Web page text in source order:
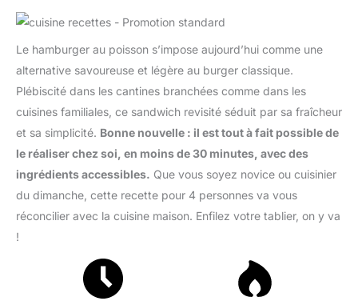
Le hamburger au poisson s’impose aujourd’hui comme une
alternative savoureuse et légère au burger classique.
Plébiscité dans les cantines branchées comme dans les
cuisines familiales, ce sandwich revisité séduit par sa fraîcheur
et sa simplicité. Bonne nouvelle : il est tout à fait possible de
le réaliser chez soi, en moins de 30 minutes, avec des
ingrédients accessibles. Que vous soyez novice ou cuisinier
du dimanche, cette recette pour 4 personnes va vous
réconcilier avec la cuisine maison. Enfilez votre tablier, on y va
!